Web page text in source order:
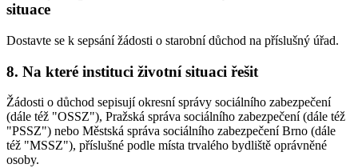
situace
Dostavte se k sepsání žádosti o starobní důchod na příslušný úřad.
8. Na které instituci životní situaci řešit
Žádosti o důchod sepisují okresní správy sociálního zabezpečení
(dále též "OSSZ"), Pražská správa sociálního zabezpečení (dále též
"PSSZ") nebo Městská správa sociálního zabezpečení Brno (dále
též "MSSZ"), příslušné podle místa trvalého bydliště oprávněné
osoby.